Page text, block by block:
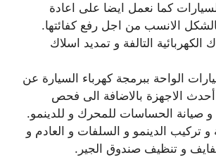
كما نعمل ايضا على اعادة
الانسب من اجل رفع كفائتها.
الكهربائية التالفة و تمديد اسلاك
الواحة ببرمجة كهرباء السيارة عن
الاجهزة بالاضافة الى فحص
و صيانة الحساسات للمحرك و للدينمو.
تركيب الدينمو و السلفات و العادم و
و تنظيف صندوق الجير.